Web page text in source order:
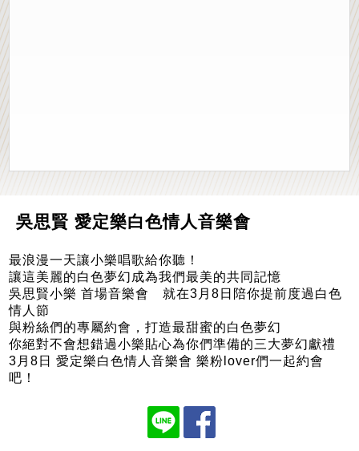
吳思賢 愛定樂白色情人音樂會
最浪漫一天讓小樂唱歌給你聽！
讓這美麗的白色夢幻成為我們最美的共同記憶
吳思賢小樂 首場音樂會 就在3月8日陪你提前度過白色
情人節
與粉絲們的專屬約會，打造最甜蜜的白色夢幻
你絕對不會想錯過小樂貼心為你們準備的三大夢幻獻禮
3月8日 愛定樂白色情人音樂會 樂粉lover們一起約會
吧！